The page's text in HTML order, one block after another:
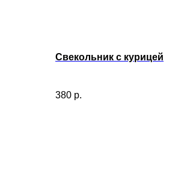
Свекольник с курицей
380 р.